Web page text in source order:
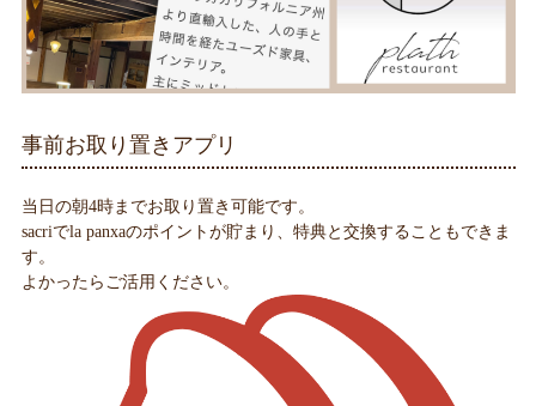
事前お取り置きアプリ
当日の朝4時までお取り置き可能です。
sacriでla panxaのポイントが貯まり、特典と交換することもできま
す。
よかったらご活用ください。